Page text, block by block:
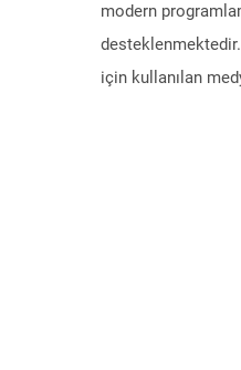
modern
için kullanılan